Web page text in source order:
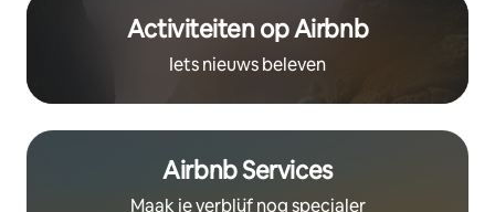
Activiteiten op Airbnb
Iets nieuws beleven
Airbnb Services
Maak je verblijf nog specialer